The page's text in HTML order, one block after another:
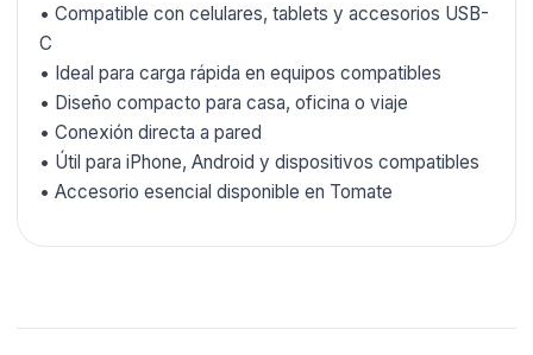
• Compatible con celulares, tablets y accesorios USB-
C
• Ideal para carga rápida en equipos compatibles
• Diseño compacto para casa, oficina o viaje
• Conexión directa a pared
• Útil para iPhone, Android y dispositivos compatibles
• Accesorio esencial disponible en Tomate